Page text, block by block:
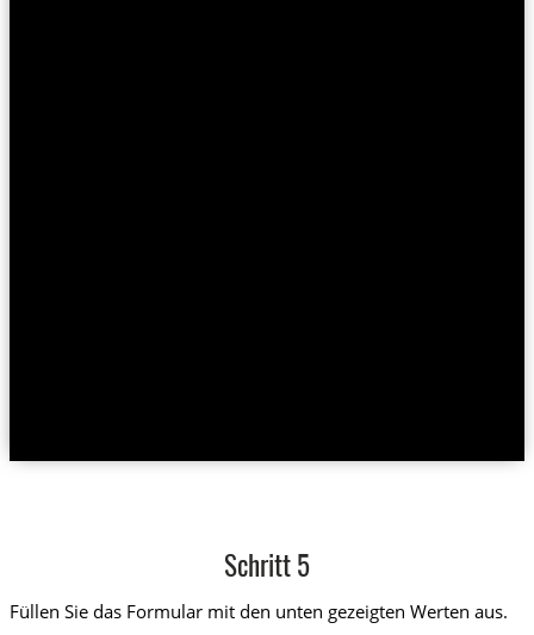
Schritt 5
Füllen Sie das Formular mit den unten gezeigten Werten aus.